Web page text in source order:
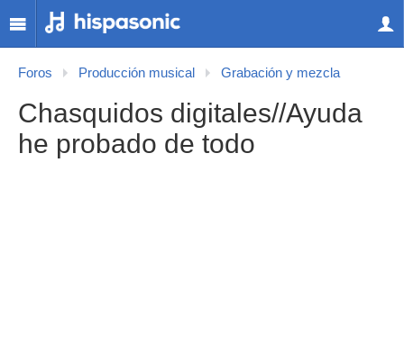
Foros Producción musical Grabación y mezcla
Chasquidos digitales//Ayuda
he probado de todo